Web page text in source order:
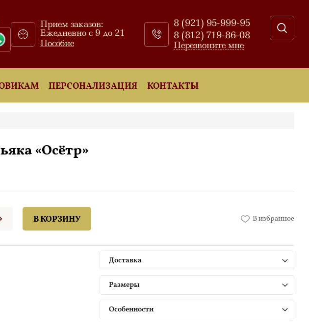
Прием заказов:
Ежедневно с 9 до 21
Пособие
8 (921) 95-999-95
8 (812) 719-86-08
Перезвоните мне
ПЕРСОНАЛИЗАЦИЯ КОНТАКТЫ
«Осётр»
В КОРЗИНУ В избранное
Доставка
Размеры
Особенности